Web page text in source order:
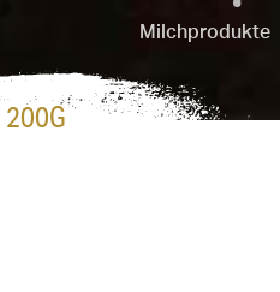
Milchprodukte
200G